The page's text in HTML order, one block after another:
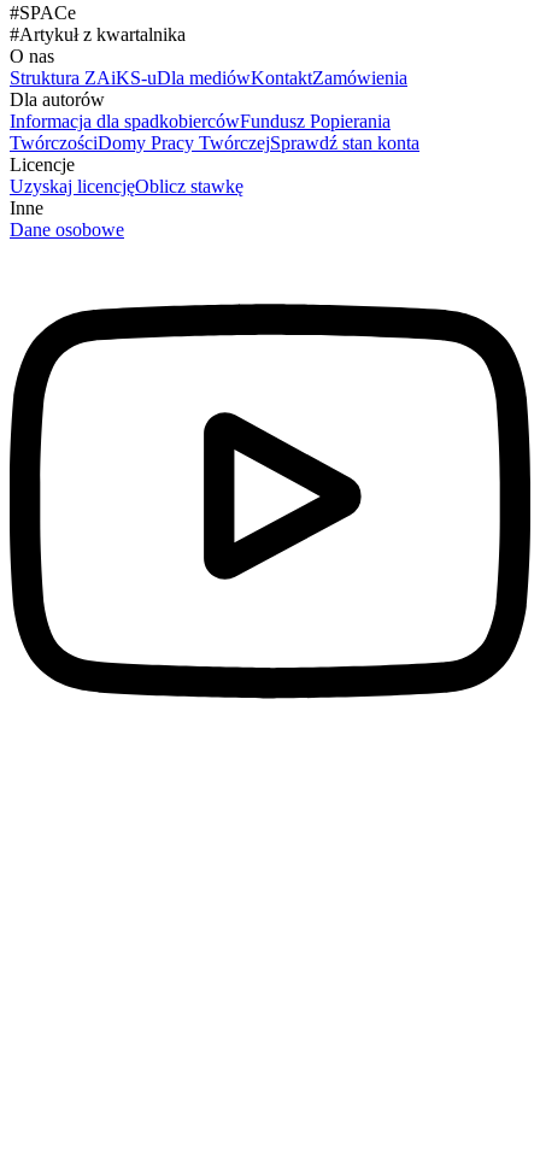
#SPACe
#Artykuł z kwartalnika
O nas
Struktura ZAiKS-uDla mediówKontaktZamówienia
Dla autorów
Informacja dla spadkobiercówFundusz Popierania
TwórczościDomy Pracy TwórczejSprawdź stan konta
Licencje
Uzyskaj licencjęOblicz stawkę
Inne
Dane osobowe